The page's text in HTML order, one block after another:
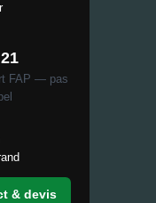
FAP — pas
& devis